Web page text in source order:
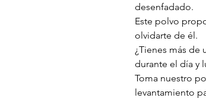
desenfadado.
Este polvo
olvidarte de él.
¿Tienes más de
durante el día y
Toma nuestro
levantamiento